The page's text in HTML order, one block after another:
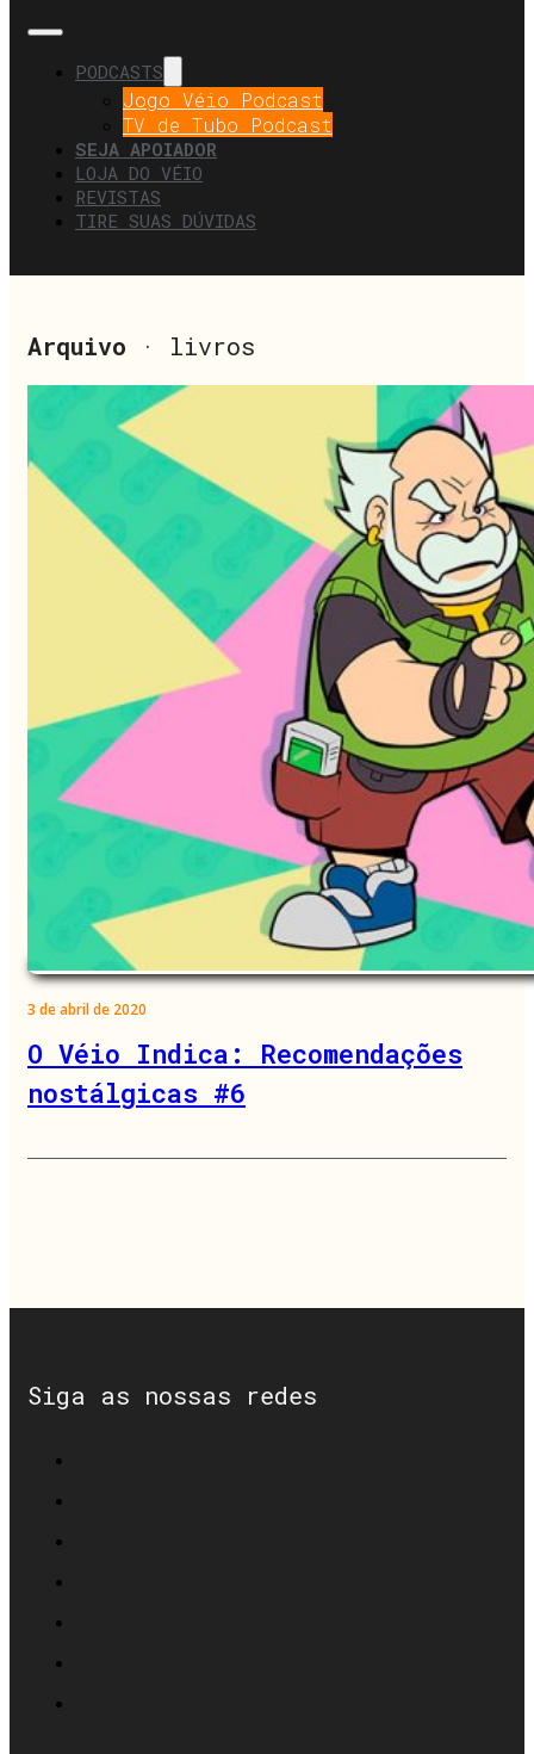
PODCASTS
Jogo Véio Podcast
TV de Tubo Podcast
SEJA APOIADOR
LOJA DO VÉIO
REVISTAS
TIRE SUAS DÚVIDAS
Arquivo · livros
3 de abril de 2020
O Véio Indica: Recomendações
nostálgicas #6
Siga as nossas redes